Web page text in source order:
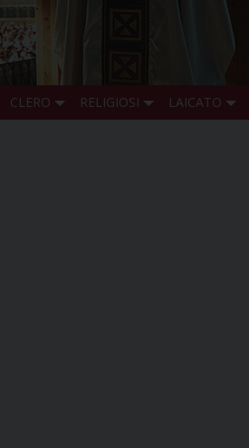
CLERO RELIGIOSI LAICATO